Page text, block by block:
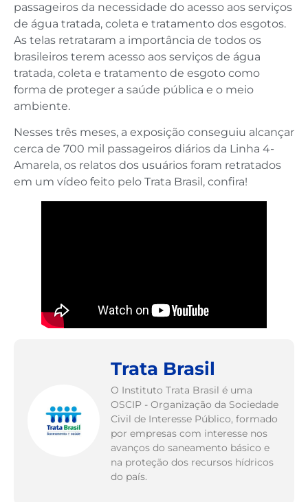
passageiros da necessidade do acesso aos serviços
de água tratada, coleta e tratamento dos esgotos.
As telas retrataram a importância de todos os
brasileiros terem acesso aos serviços de água
tratada, coleta e tratamento de esgoto como
forma de proteger a saúde pública e o meio
ambiente.
Nesses três meses, a exposição conseguiu alcançar
cerca de 700 mil passageiros diários da Linha 4-
Amarela, os relatos dos usuários foram retratados
em um vídeo feito pelo Trata Brasil, confira!
Trata Brasil
O Instituto Trata Brasil é uma
OSCIP - Organização da Sociedade
Civil de Interesse Público, formado
por empresas com interesse nos
avanços do saneamento básico e
na proteção dos recursos hídricos
do país.